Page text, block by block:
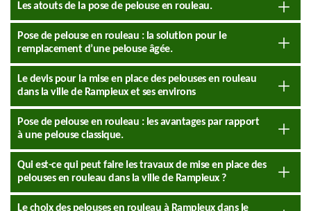
Les atouts de la pose de pelouse en rouleau.
Pose de pelouse en rouleau : la solution pour le
remplacement d’une pelouse âgée.
Le devis pour la mise en place des pelouses en rouleau
dans la ville de Rampieux et ses environs
Pose de pelouse en rouleau : les avantages par rapport
à une pelouse classique.
Qui est-ce qui peut faire les travaux de mise en place des
pelouses en rouleau dans la ville de Rampieux ?
Le choix des pelouses en rouleau à Rampieux dans le